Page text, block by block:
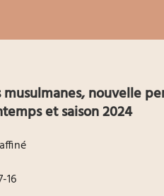
nouvelle
et saison 2024
16